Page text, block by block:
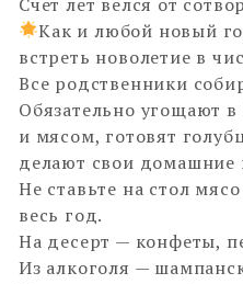
Как и любой новый
встреть новолетие в
Все родственники
Обязательно угощают
и мясом, готовят
делают свои домашние
Не ставьте на стол
весь год.
На десерт — конфеты,
Из алкоголя —